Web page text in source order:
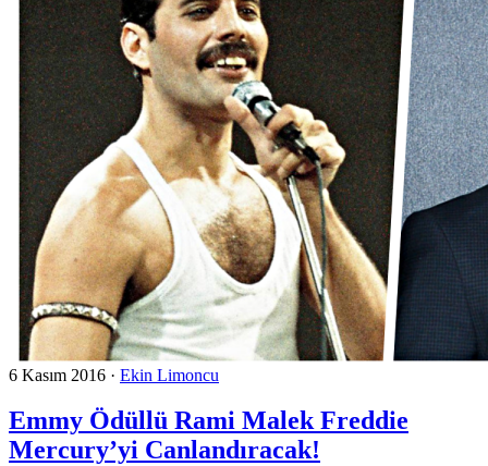
6 Kasım 2016 · Ekin Limoncu
Emmy Ödüllü Rami Malek Freddie
Mercury’yi Canlandıracak!